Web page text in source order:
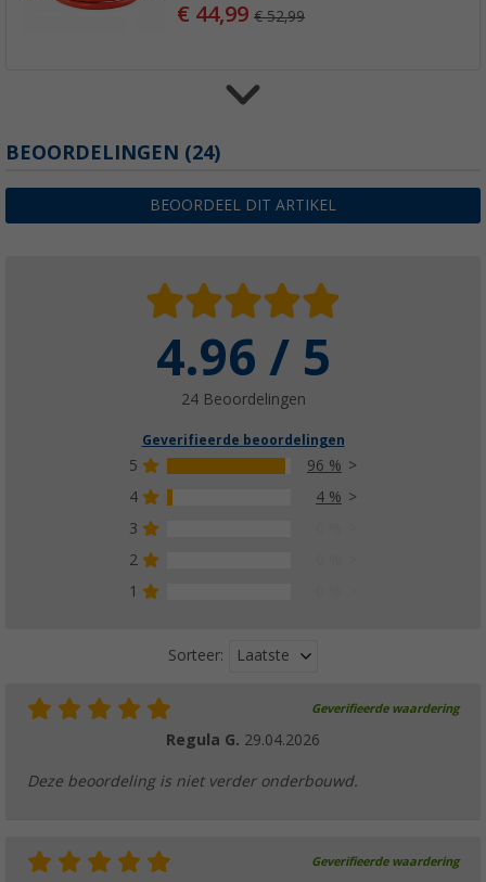
€ 44,99€ 52,99
GOK Caramatic SafeDrive RVS10/8 SV
vanaf€ 134,- Adviesprijs
Flessenhouder
(35)
vanaf€ 24,99
(25)
€ 38,99€ 40,99
BEOORDELINGEN (24)
BEOORDEEL DIT ARTIKEL
4.96 / 5
24 Beoordelingen
Geverifieerde beoordelingen
5
96 %
4
4 %
3
2
1
Sorteer: Laatste
Geverifieerde waardering
Regula G. 29.04.2026
Deze beoordeling is niet verder onderbouwd.
Geverifieerde waardering